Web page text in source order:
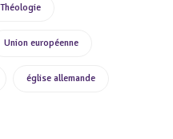
Théologie
Union européenne
église allemande